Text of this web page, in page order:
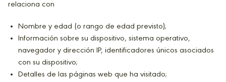
relaciona con
Nombre y edad (o rango de edad previsto);
Información sobre su dispositivo, sistema operativo,
navegador y dirección IP, identificadores únicos asociados
con su dispositivo;
Detalles de las páginas web que ha visitado;